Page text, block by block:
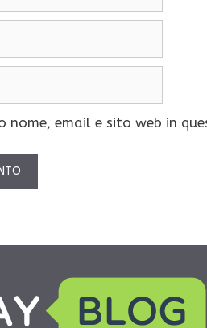
nome, email e sito web in